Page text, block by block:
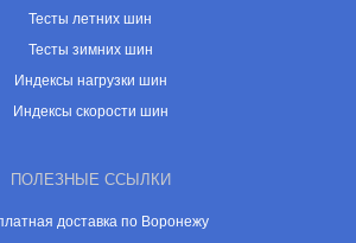
Тесты летних шин
Тесты зимних шин
Индексы нагрузки шин
Индексы скорости шин
ПОЛЕЗНЫЕ ССЫЛКИ
доставка по Воронежу